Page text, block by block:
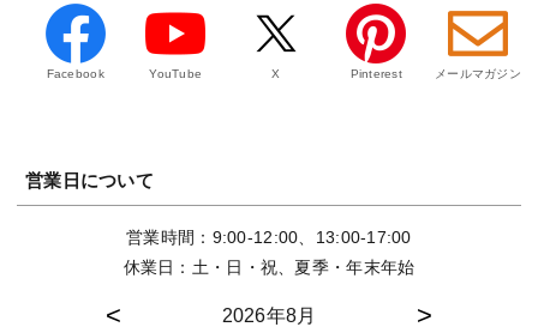
Facebook YouTube X Pinterest メールマガジン
営業日について
営業時間：9:00-12:00、13:00-17:00
休業日：土・日・祝、夏季・年末年始
2026年8月